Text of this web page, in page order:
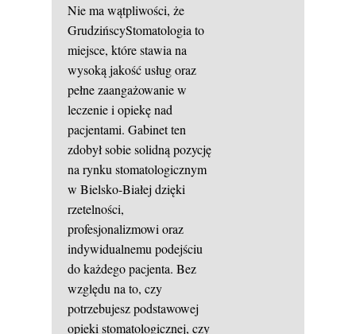
Nie ma wątpliwości, że
GrudzińscyStomatologia to
miejsce, które stawia na
wysoką jakość usług oraz
pełne zaangażowanie w
leczenie i opiekę nad
pacjentami. Gabinet ten
zdobył sobie solidną pozycję
na rynku stomatologicznym
w Bielsko-Białej dzięki
rzetelności,
profesjonalizmowi oraz
indywidualnemu podejściu
do każdego pacjenta. Bez
względu na to, czy
potrzebujesz podstawowej
opieki stomatologicznej, czy